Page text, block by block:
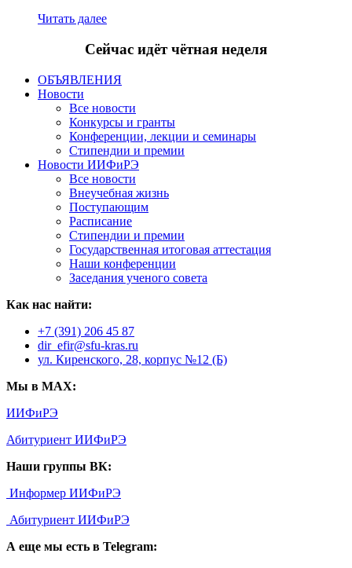
Читать далее
Сейчас идёт чётная неделя
ОБЪЯВЛЕНИЯ
Новости
Все новости
Конкурсы и гранты
Конференции, лекции и семинары
Стипендии и премии
Новости ИИФиРЭ
Все новости
Внеучебная жизнь
Поступающим
Расписание
Стипендии и премии
Государственная итоговая аттестация
Наши конференции
Заседания ученого совета
Как нас найти:
+7 (391) 206 45 87
dir_efir@sfu-kras.ru
ул. Киренского, 28, корпус №12 (Б)
Мы в MAX:
ИИФиРЭ
Абитуриент ИИФиРЭ
Наши группы ВК:
Информер ИИФиРЭ
Абитуриент ИИФиРЭ
А еще мы есть в Telegram: